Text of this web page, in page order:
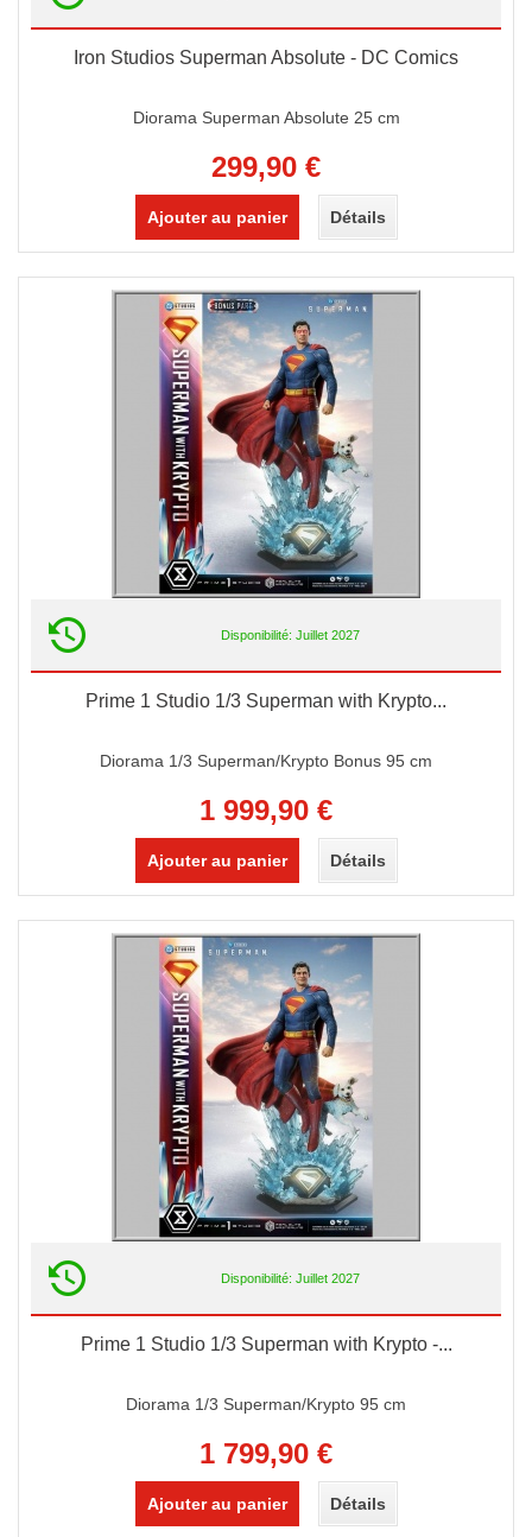
Iron Studios Superman Absolute - DC Comics
Diorama Superman Absolute 25 cm
299,90 €
Ajouter au panier Détails
Disponibilité: Juillet 2027
Prime 1 Studio 1/3 Superman with Krypto...
Diorama 1/3 Superman/Krypto Bonus 95 cm
1 999,90 €
Ajouter au panier Détails
Disponibilité: Juillet 2027
Prime 1 Studio 1/3 Superman with Krypto -...
Diorama 1/3 Superman/Krypto 95 cm
1 799,90 €
Ajouter au panier Détails